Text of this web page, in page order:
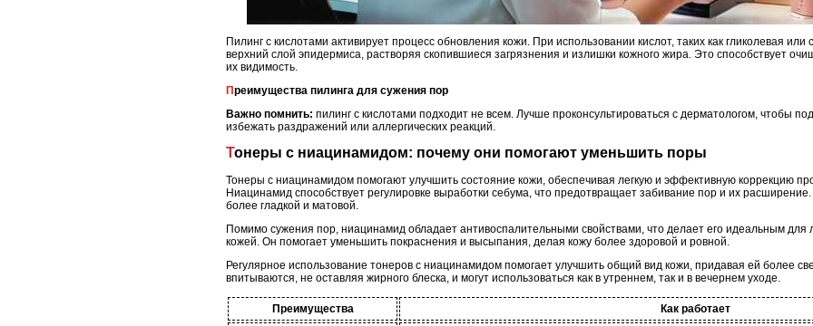
Пилинг с кислотами активирует процесс обновления кожи. При использовании кислот, таких как гликолевая
верхний слой эпидермиса, растворяя скопившиеся загрязнения и излишки кожного жира. Это способствует
их видимость.
Преимущества пилинга для сужения пор
Важно помнить: пилинг с кислотами подходит не всем. Лучше проконсультироваться с дерматологом, чтобы
избежать раздражений или аллергических реакций.
Тонеры с ниацинамидом: почему они помогают уменьшить поры
Тонеры с ниацинамидом помогают улучшить состояние кожи, обеспечивая легкую и эффективную коррекцию
Ниацинамид способствует регулировке выработки себума, что предотвращает забивание пор и их
более гладкой и матовой.
Помимо сужения пор, ниацинамид обладает антивоспалительными свойствами, что делает его идеальным
кожей. Он помогает уменьшить покраснения и высыпания, делая кожу более здоровой и ровной.
Регулярное использование тонеров с ниацинамидом помогает улучшить общий вид кожи, придавая ей более
впитываются, не оставляя жирного блеска, и могут использоваться как в утреннем, так и в вечернем уходе.
Преимущества
Как работает